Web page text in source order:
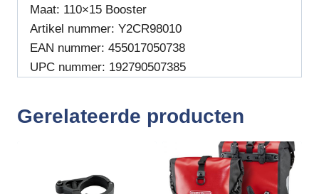
Maat: 110×15 Booster
Artikel nummer: Y2CR98010
EAN nummer: 455017050738
UPC nummer: 192790507385
Gerelateerde producten